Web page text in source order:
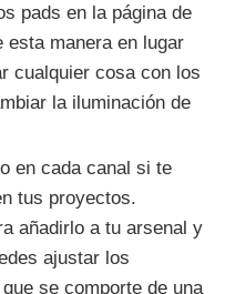
pads en la página de
esta manera en lugar
cualquier cosa con los
la iluminación de
en cada canal si te
tus proyectos.
añadirlo a tu arsenal y
ajustar los
se comporte de una